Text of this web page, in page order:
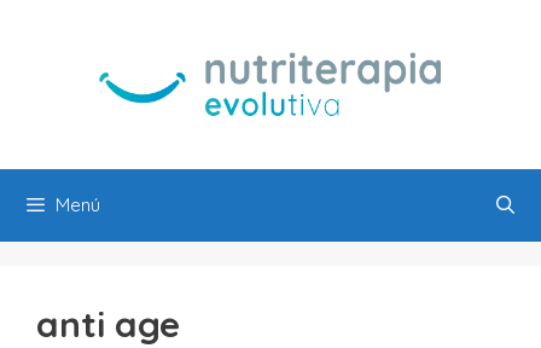
contenido
Menú
anti age